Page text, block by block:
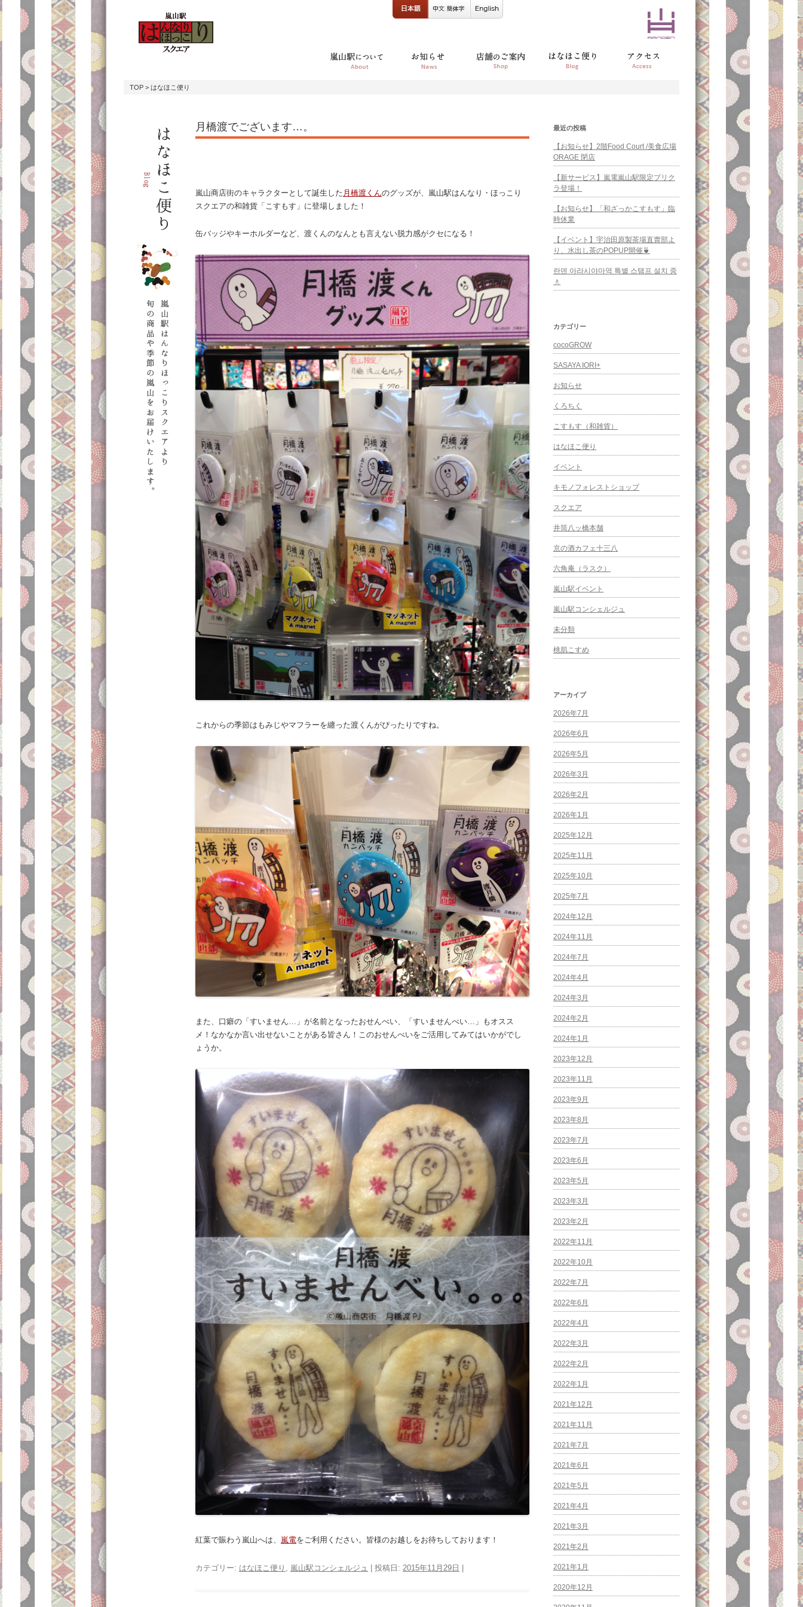
TOP > はなほこ便り
月橋渡でございます…。
嵐山商店街のキャラクターとして誕生した 月橋渡くんのグッズが、嵐山駅はんなり・ほっこり
スクエアの和雑貨「こすもす」に登場しました！
缶バッジやキーホルダーなど、渡くんのなんとも言えない脱力感がクセになる！
これからの季節はもみじやマフラーを纏った渡くんがぴったりですね。
また、口癖の「すいません…」が名前となったおせんべい、「すいませんべい…」もオスス
メ！なかなか言い出せないことがある皆さん！このおせんべいをご活用してみてはいかがでし
ょうか。
紅葉で賑わう嵐山へは、 嵐電をご利用ください。皆様のお越しをお待ちしております！
カテゴリー: はなほこ便り 嵐山駅コンシェルジュ | 投稿日: 2015年11月29日 |
最近の投稿
【お知らせ】2階Food Court /美食広場
ORAGE 閉店
【新サービス】嵐電嵐山駅限定プリク
ラ登場！
【お知らせ】「和ざっかこすもす」臨
時休業
【イベント】宇治田原製茶場直賣部よ
り、水出し茶のPOPUP開催🍵
란덴 아라시야마역 특별 스탬프 설치 중
🚶
カテゴリー
cocoGROW
SASAYA IORI+
お知らせ
くろちく
こすもす（和雑貨）
はなほこ便り
イベント
キモノフォレストショップ
スクエア
井筒八ッ橋本舗
京の酒カフェ十三八
六角庵（ラスク）
嵐山駅イベント
嵐山駅コンシェルジュ
未分類
桃肌こすめ
アーカイブ
2026年7月
2026年6月
2026年5月
2026年3月
2026年2月
2026年1月
2025年12月
2025年11月
2025年10月
2025年7月
2024年12月
2024年11月
2024年7月
2024年4月
2024年3月
2024年2月
2024年1月
2023年12月
2023年11月
2023年9月
2023年8月
2023年7月
2023年6月
2023年5月
2023年3月
2023年2月
2022年11月
2022年10月
2022年7月
2022年6月
2022年4月
2022年3月
2022年2月
2022年1月
2021年12月
2021年11月
2021年7月
2021年6月
2021年5月
2021年4月
2021年3月
2021年2月
2021年1月
2020年12月